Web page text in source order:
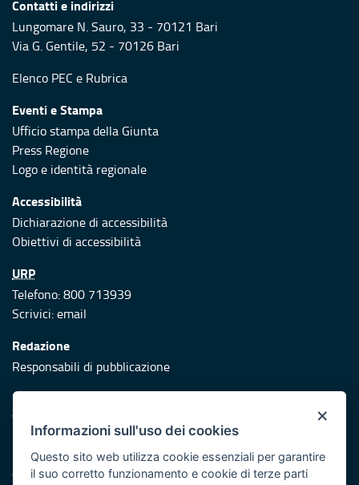
Contatti e indirizzi
Lungomare N. Sauro, 33 - 70121 Bari
Via G. Gentile, 52 - 70126 Bari
Elenco PEC e Rubrica
Eventi e Stampa
Ufficio stampa della Giunta
Press Regione
Logo e identità regionale
Accessibilità
Dichiarazione di accessibilità
Obiettivi di accessibilità
URP
Telefono: 800 713939
Scrivici:email
Redazione
Responsabili di pubblicazione
Protezione civile
Vai al sito di Protezione Civile Puglia
Iniziativa finanziata con risorse del POR Puglia 2014/2020 -
Asse XI
×
Informazioni sull'uso dei cookies
Questo sito web utilizza cookie essenziali per garantire
il suo corretto funzionamento e cookie di terze parti